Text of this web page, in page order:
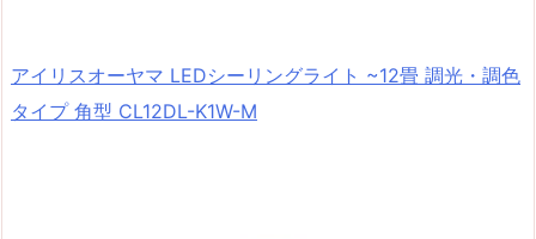
アイリスオーヤマ LEDシーリングライト ~12畳 調光・調色
タイプ 角型 CL12DL-K1W-M